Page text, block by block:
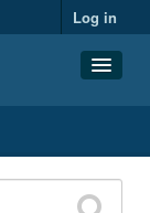
Log in